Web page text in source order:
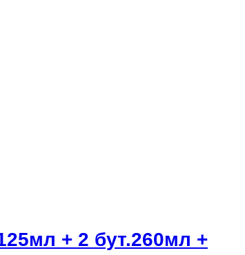
+ 2 бут.260мл +